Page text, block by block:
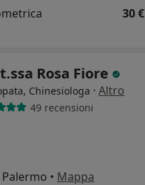
30 €
Rosa Fiore
Chinesiologa · Altro
49 recensioni
Palermo • Mappa